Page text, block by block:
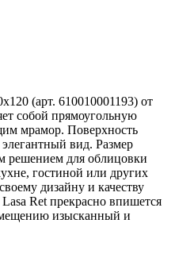
(арт. 610010001193) от
собой прямоугольную
мрамор. Поверхность
вид. Размер
решением для облицовки
гостиной или других
дизайну и качеству
Ret прекрасно впишется
изысканный и